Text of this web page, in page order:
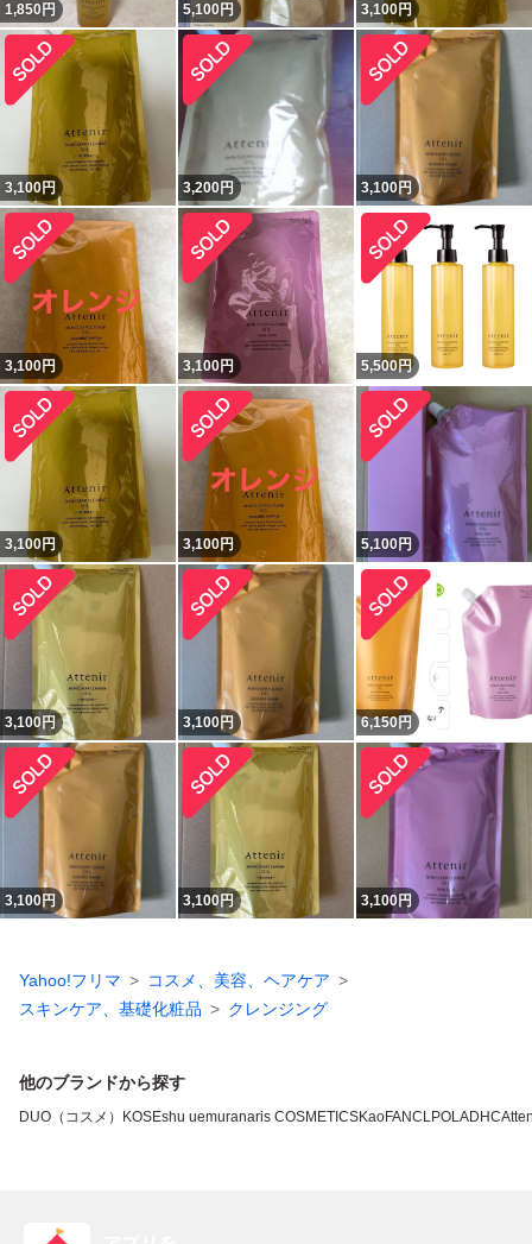
1,850円 5,100円 3,100円
3,100円 3,200円 3,100円
3,100円 3,100円 5,500円
3,100円 3,100円 5,100円
3,100円 3,100円 6,150円
3,100円 3,100円 3,100円
Yahoo!フリマ
コスメ、美容、ヘアケア
スキンケア、基礎化粧品
クレンジング
他のブランドから探す
DUO（コスメ） KOSEshu uemuranaris COSMETICSKaoFANCLPOLADHC